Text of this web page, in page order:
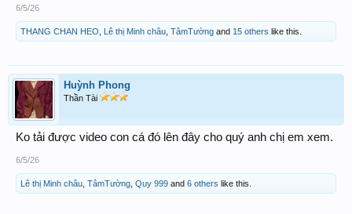
6/5/26
THANG CHAN HEO Lê thị Minh châu TâmTường and 15 others like this.
Huỳnh Phong
Thần Tài
Ko tải được video con cá đó lên đây cho quý anh chị em xem.
6/5/26
Lê thị Minh châu TâmTường Quy 999 and 6 others like this.